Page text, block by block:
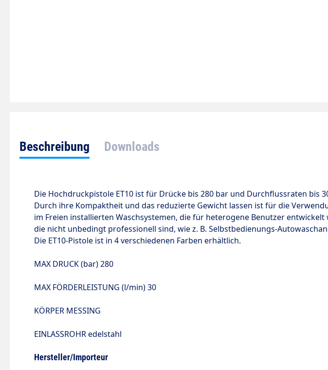
Beschreibung Downloads
Die Hochdruckpistole ET10 ist für Drücke bis 280 bar und Durchflussraten bis
Durch ihre Kompaktheit und das reduzierte Gewicht lassen ist für die
im Freien installierten Waschsystemen, die für heterogene Benutzer entwickelt
die nicht unbedingt professionell sind, wie z. B. Selbstbedienungs-
Die ET10-Pistole ist in 4 verschiedenen Farben erhältlich.
MAX DRUCK(bar)280
MAX FÖRDERLEISTUNG (l/min)30
KÖRPER MESSING
EINLASSROHR edelstahl
Hersteller/Importeur